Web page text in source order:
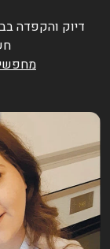
דיוק והקפדה